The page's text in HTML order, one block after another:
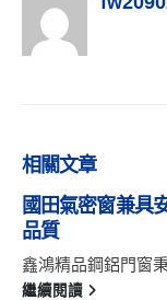
相關文章
國田氣密窗兼具
品質
鑫鴻精品鋼鋁門窗
繼續閱讀